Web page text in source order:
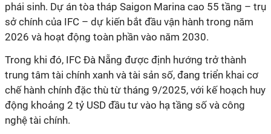
phái sinh. Dự án tòa tháp Saigon Marina cao 55 tầng – trụ
sở chính của IFC – dự kiến bắt đầu vận hành trong năm
2026 và hoạt động toàn phần vào năm 2030.
Trong khi đó, IFC Đà Nẵng được định hướng trở thành
trung tâm tài chính xanh và tài sản số, đang triển khai cơ
chế hành chính đặc thù từ tháng 9/2025, với kế hoạch huy
động khoảng 2 tỷ USD đầu tư vào hạ tầng số và công
nghệ tài chính.